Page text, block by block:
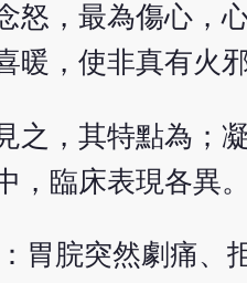
怒，最為傷心，
，使非真有火
之，其特點為；
臨床表現各異。
胃脘突然劇痛、